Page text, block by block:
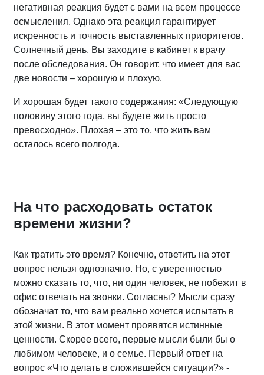
негативная реакция будет с вами на всем процессе
осмысления. Однако эта реакция гарантирует
искренность и точность выставленных приоритетов.
Солнечный день. Вы заходите в кабинет к врачу
после обследования. Он говорит, что имеет для вас
две новости – хорошую и плохую.
И хорошая будет такого содержания: «Следующую
половину этого года, вы будете жить просто
превосходно». Плохая – это то, что жить вам
осталось всего полгода.
На что расходовать остаток
времени жизни?
Как тратить это время? Конечно, ответить на этот
вопрос нельзя однозначно. Но, с уверенностью
можно сказать то, что, ни один человек, не побежит в
офис отвечать на звонки. Согласны? Мысли сразу
обозначат то, что вам реально хочется испытать в
этой жизни. В этот момент проявятся истинные
ценности. Скорее всего, первые мысли были бы о
любимом человеке, и о семье. Первый ответ на
вопрос «Что делать в сложившейся ситуации?» -